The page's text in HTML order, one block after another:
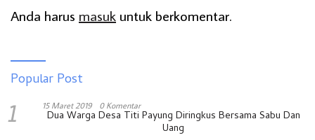
Anda harus masuk untuk berkomentar.
Popular Post
1 15 Maret 2019 0 Komentar
Dua Warga Desa Titi Payung Diringkus Bersama Sabu Dan
Uang